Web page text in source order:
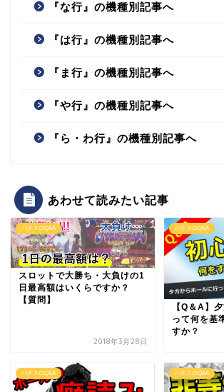
『な行』の機種別記事へ
『は行』の機種別記事へ
『ま行』の機種別記事へ
『や行』の機種別記事へ
『ら・わ行』の機種別記事へ
あわせて読みたい記事
パチスロQ&A
スロットで大勝ち・大負けの1
日最高額はいくらですか？
【質問】
2018年3月28日
パチスロQ&A
【Q＆A】
って何を基
すか？
パチスロQ&A パチスロQ&A